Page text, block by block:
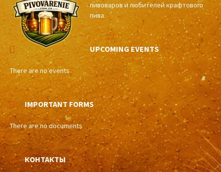
пивоваров и любителей крафтового
пива.
UPCOMING EVENTS
There are no events
IMPORTANT FORMS
There are no documents
КОНТАКТЫ